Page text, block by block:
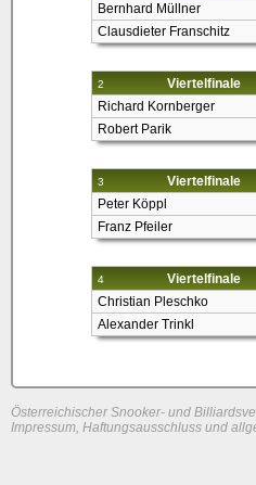
Bernhard Müllner
Clausdieter Franschitz
2 Viertelfinale
Richard Kornberger
Robert Parik
3 Viertelfinale
Peter Köppl
Franz Pfeiler
4 Viertelfinale
Christian Pleschko
Alexander Trinkl
Österreichischer Snooker- und
Impressum, Haftungsausschluss und